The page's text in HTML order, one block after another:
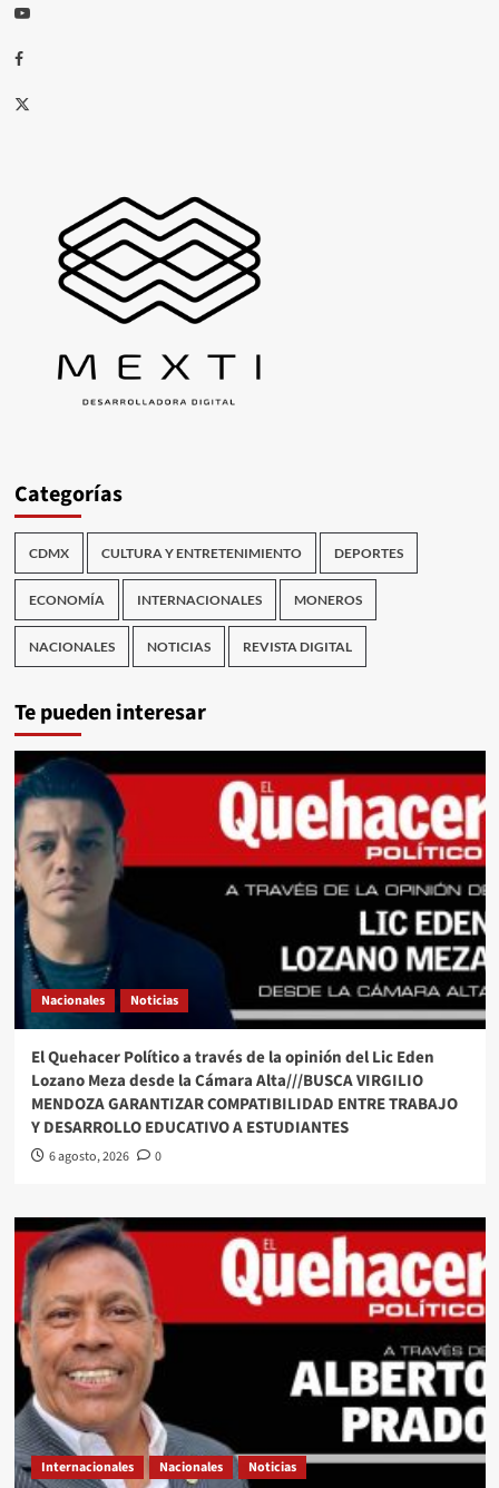
Youtube
Facebook
X
Categorías
CDMX CULTURA Y ENTRETENIMIENTO DEPORTES
ECONOMÍA INTERNACIONALES MONEROS
NACIONALES NOTICIAS REVISTA DIGITAL
Te pueden interesar
Nacionales Noticias
El Quehacer Político a través de la opinión del Lic Eden
Lozano Meza desde la Cámara Alta///BUSCA VIRGILIO
MENDOZA GARANTIZAR COMPATIBILIDAD ENTRE TRABAJO
Y DESARROLLO EDUCATIVO A ESTUDIANTES
6 agosto, 2026 0
Internacionales Nacionales Noticias